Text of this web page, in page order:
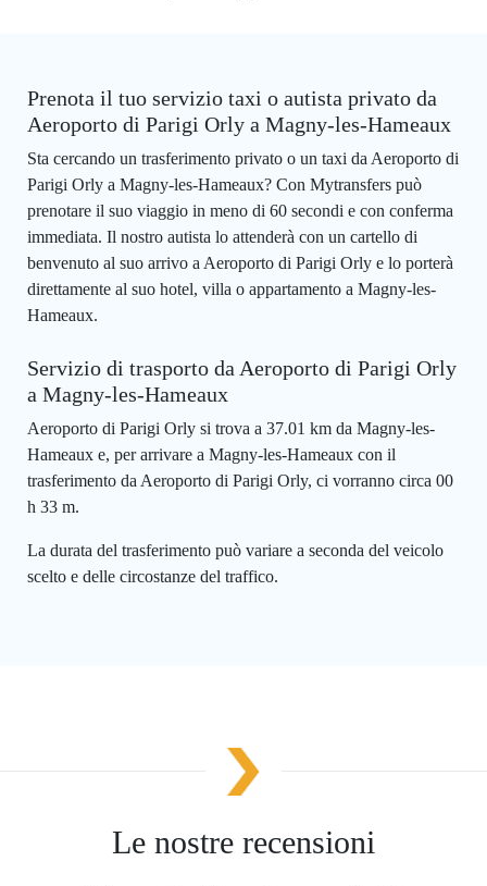
Prenota il tuo servizio taxi o autista privato da
Aeroporto di Parigi Orly a Magny-les-Hameaux
Sta cercando un trasferimento privato o un taxi da Aeroporto di
Parigi Orly a Magny-les-Hameaux? Con Mytransfers può
prenotare il suo viaggio in meno di 60 secondi e con conferma
immediata. Il nostro autista lo attenderà con un cartello di
benvenuto al suo arrivo a Aeroporto di Parigi Orly e lo porterà
direttamente al suo hotel, villa o appartamento a Magny-les-
Hameaux.
Servizio di trasporto da Aeroporto di Parigi Orly
a Magny-les-Hameaux
Aeroporto di Parigi Orly si trova a 37.01 km da Magny-les-
Hameaux e, per arrivare a Magny-les-Hameaux con il
trasferimento da Aeroporto di Parigi Orly, ci vorranno circa 00
h 33 m.
La durata del trasferimento può variare a seconda del veicolo
scelto e delle circostanze del traffico.
Le nostre recensioni